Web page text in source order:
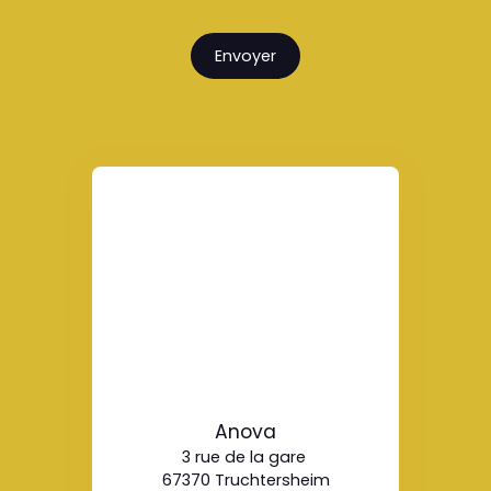
Envoyer
Anova
3 rue de la gare
67370 Truchtersheim